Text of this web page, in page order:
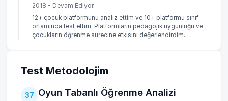
2018 - Devam Ediyor
12+ çocuk platformunu analiz ettim ve 10+ platformu sınıf
ortamında test ettim. Platformların pedagojik uygunluğu ve
çocukların öğrenme sürecine etkisini değerlendirdim.
Test Metodolojim
37 Oyun Tabanlı Öğrenme Analizi